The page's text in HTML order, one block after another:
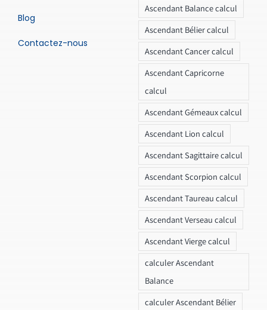
Blog
Contactez-nous
Ascendant Balance calcul
Ascendant Bélier calcul
Ascendant Cancer calcul
Ascendant Capricorne
calcul
Ascendant Gémeaux calcul
Ascendant Lion calcul
Ascendant Sagittaire calcul
Ascendant Scorpion calcul
Ascendant Taureau calcul
Ascendant Verseau calcul
Ascendant Vierge calcul
calculer Ascendant
Balance
calculer Ascendant Bélier